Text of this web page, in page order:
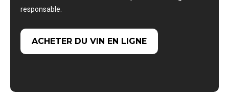
responsable.
ACHETER DU VIN EN LIGNE